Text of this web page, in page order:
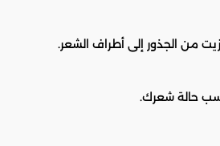
من الجذور إلى أطراف الشعر.